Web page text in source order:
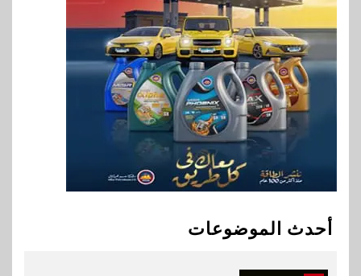
أحدث الموضوعات
للنمو والتوسع
9 اخبار
فيكسد مصر و”حلول” تتشاركان
في تطوير أول منصة للسياحة
الصحية في مصر والشرق الأوسط
وأفريقيا Tour4Cure
سوق وصلة
جهازًا مثاليًا للشباب